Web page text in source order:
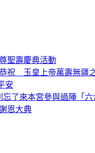
聖壽慶典活動
恭祝 玉皇上帝萬壽無疆
安
了來本宮參與過陣「
恩大典